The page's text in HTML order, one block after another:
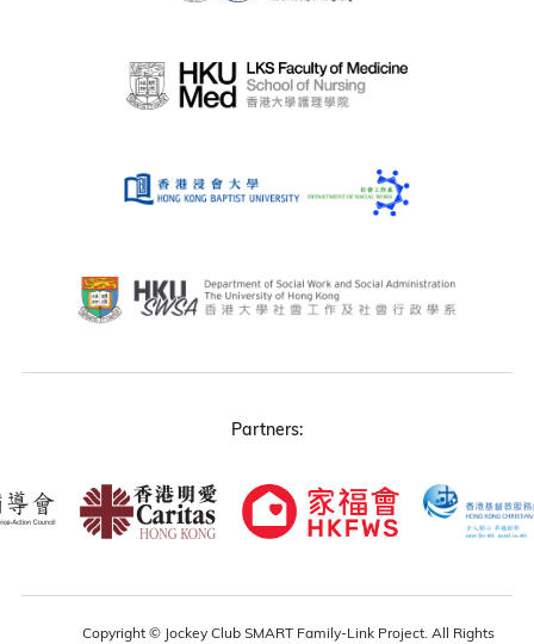
Partners:
Copyright © Jockey Club SMART Family-Link Project. All Rights